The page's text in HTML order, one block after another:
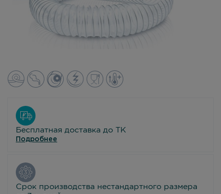
Бесплатная доставка до ТК
Подробнее
Срок производства нестандартного размера